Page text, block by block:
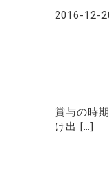
2016-12-
賞与の時
け出 […]